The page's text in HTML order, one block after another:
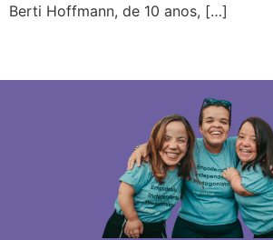
Berti Hoffmann, de 10 anos, […]